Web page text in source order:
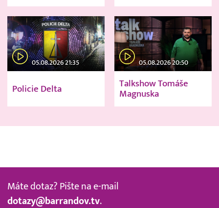
05.08.2026 21:35
Policie Delta
05.08.2026 20:50
Talkshow Tomáše
Magnuska
Máte dotaz? Pište na e-mail
dotazy@barrandov.tv.